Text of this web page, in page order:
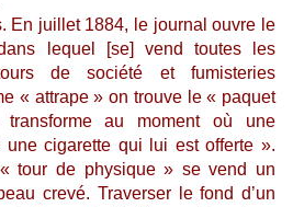
En juillet 1884, le journal ouvre le
lequel [se] vend toutes les
de société et fumisteries
« attrape » on trouve le « paquet
au moment où une
une cigarette qui lui est offerte ».
tour de physique » se vend un
crevé. Traverser le fond d’un